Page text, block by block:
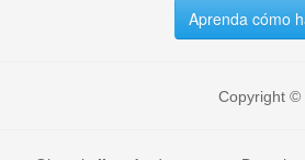
Aprenda cómo
Copyright ©